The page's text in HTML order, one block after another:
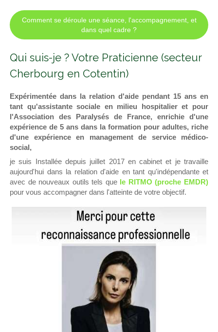
Comment se déroule une séance, l'accompagnement, et
dans quel cadre ?
Qui suis-je ? Votre Praticienne (secteur
Cherbourg en Cotentin)
Expérimentée dans la relation d'aide pendant 15 ans en
tant qu'assistante sociale en milieu hospitalier et pour
l'Association des Paralysés de France, enrichie d'une
expérience de 5 ans dans la formation pour adultes, riche
d'une expérience en management de service médico-
social,
je suis Installée depuis juillet 2017 en cabinet et je travaille
aujourd'hui dans la relation d'aide en tant qu'indépendante et
avec de nouveaux outils tels que le RITMO (proche EMDR)
pour vous accompagner dans l'atteinte de votre objectif.